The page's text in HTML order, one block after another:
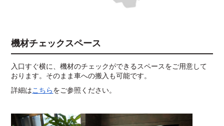
機材チェックスペース
入口すぐ横に、機材のチェックができるスペースをご用意して
おります。そのまま車への搬入も可能です。
詳細はこちらをご参照ください。